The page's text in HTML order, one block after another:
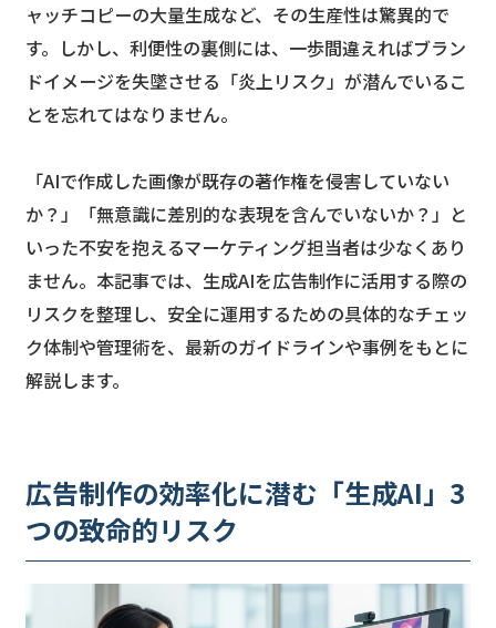
ャッチコピーの大量生成など、その生産性は驚異的で
す。しかし、利便性の裏側には、一歩間違えればブラン
ドイメージを失墜させる「炎上リスク」が潜んでいるこ
とを忘れてはなりません。
「AIで作成した画像が既存の著作権を侵害していない
か？」「無意識に差別的な表現を含んでいないか？」と
いった不安を抱えるマーケティング担当者は少なくあり
ません。本記事では、生成AIを広告制作に活用する際の
リスクを整理し、安全に運用するための具体的なチェッ
ク体制や管理術を、最新のガイドラインや事例をもとに
解説します。
広告制作の効率化に潜む「生成AI」3
つの致命的リスク